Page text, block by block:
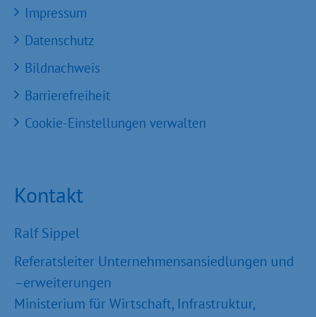
Impressum
Datenschutz
Bildnachweis
Barrierefreiheit
Cookie-Einstellungen verwalten
Kontakt
Ralf Sippel
Referatsleiter Unternehmensansiedlungen und
–erweiterungen
Ministerium für Wirtschaft, Infrastruktur,